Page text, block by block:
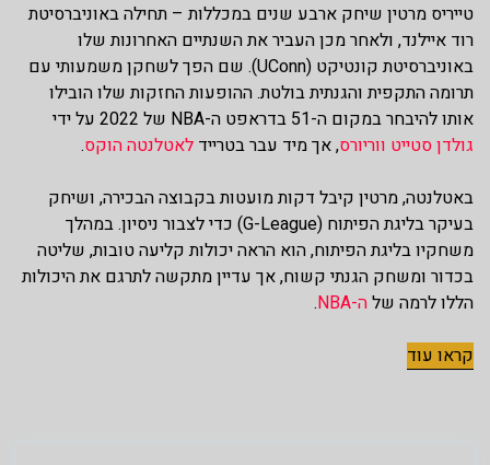
טייריס מרטין שיחק ארבע שנים במכללות – תחילה באוניברסיטת
רוד איילנד, ולאחר מכן העביר את השנתיים האחרונות שלו
באוניברסיטת קונטיקט (UConn). שם הפך לשחקן משמעותי עם
תרומה התקפית והגנתית בולטת. ההופעות החזקות שלו הובילו
אותו להיבחר במקום ה-51 בדראפט ה-NBA של 2022 על ידי
גולדן סטייט ווריורס, אך מיד עבר בטרייד לאטלנטה הוקס.
באטלנטה, מרטין קיבל דקות מועטות בקבוצה הבכירה, ושיחק
בעיקר בליגת הפיתוח (G-League) כדי לצבור ניסיון. במהלך
משחקיו בליגת הפיתוח, הוא הראה יכולות קליעה טובות, שליטה
בכדור ומשחק הגנתי קשוח, אך עדיין מתקשה לתרגם את היכולות
הללו לרמה שלה-NBA
.
קראו עוד